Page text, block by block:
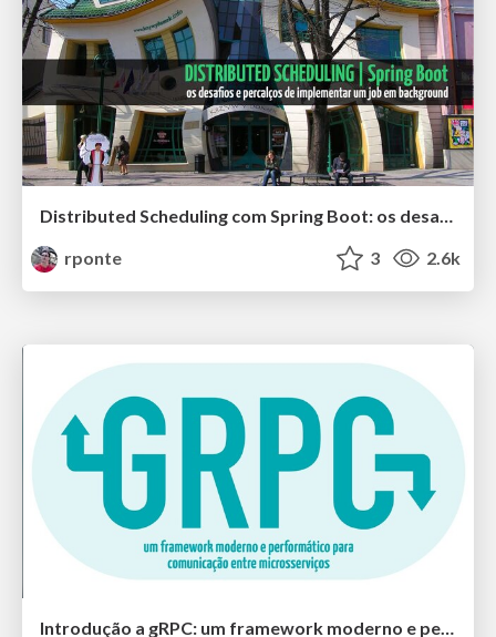
rponte
3 2.6k
Introdução a gRPC: um framework moderno e performático para comunicação entre microsserviços